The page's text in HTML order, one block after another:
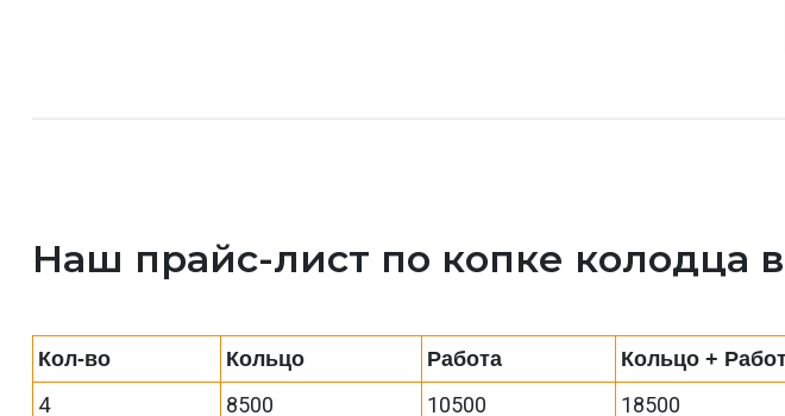
Наш прайс-лист по копке колодца
Кол-во Кольцо Работа Кольцо +
4 8500 10500 18500